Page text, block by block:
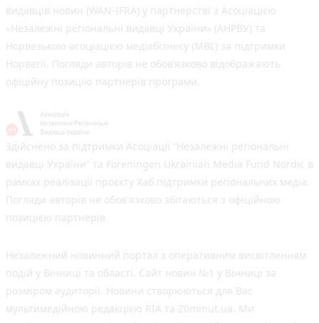
видавців новин (WAN-IFRA) у партнерстві з Асоціацією
«Незалежні регіональні видавці України» (АНРВУ) та
Норвезькою асоціацією медіабізнесу (MBL) за підтримки
Норвегії. Погляди авторів не обов’язково відображають
офіційну позицію партнерів програми.
Здійснено за підтримки Асоціації “Незалежні регіональні
видавці України” та Foreningen Ukrainian Media Fund Nordic в
рамках реалізації проєкту Хаб підтримки регіональних медіа.
Погляди авторів не обов'язково збігаються з офіційною
позицією партнерів
Незалежний новинний портал з оперативним висвітленням
подій у Вінниці та області. Сайт новин №1 у Вінниці за
розміром аудиторії. Новини створюються для Вас
мультимедійною редакцією RIA та 20minut.ua. Ми